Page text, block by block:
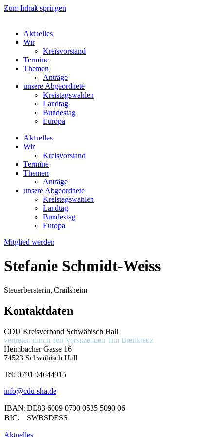
Zum Inhalt springen
Aktuelles
Wir
Kreisvorstand
Termine
Themen
Anträge
unsere Abgeordnete
Kreistagswahlen
Landtag
Bundestag
Europa
Aktuelles
Wir
Kreisvorstand
Termine
Themen
Anträge
unsere Abgeordnete
Kreistagswahlen
Landtag
Bundestag
Europa
Mitglied werden
Stefanie Schmidt-Weiss
Steuerberaterin, Crailsheim
Kontaktdaten
CDU Kreisverband Schwäbisch Hall
vertreten durch den Vorsitzenden Tim Breitkreuz
Heimbacher Gasse 16
74523 Schwäbisch Hall
Tel: 0791 94644915
info@cdu-sha.de
IBAN:DE83 6009 0700 0535 5090 06
BIC:
SWBSDESS
Aktuelles